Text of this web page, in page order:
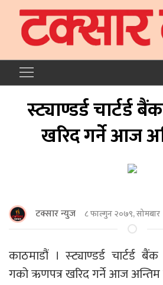
स्ट्याण्डर्ड चार्टर्ड
खरिद गर्ने आज
टक्सार न्युज ८ फाल्गुन २०७९, सोमबार
काठमाडौं । स्ट्याण्डर्ड चार्टर्ड
गको ऋणपत्र खरिद गर्ने आज अन्तिम